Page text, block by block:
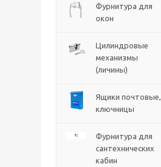
Фурнитура для
окон
Цилиндровые
механизмы
(личины)
Ящики почтовые,
ключницы
Фурнитура для
сантехнических
кабин